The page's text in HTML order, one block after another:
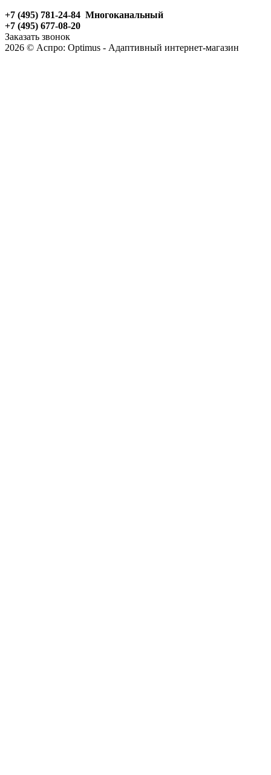
+7 (495) 781-24-84 Многоканальный
+7 (495) 677-08-20
Заказать звонок
2026 © Аспро: Optimus - Адаптивный интернет-магазин